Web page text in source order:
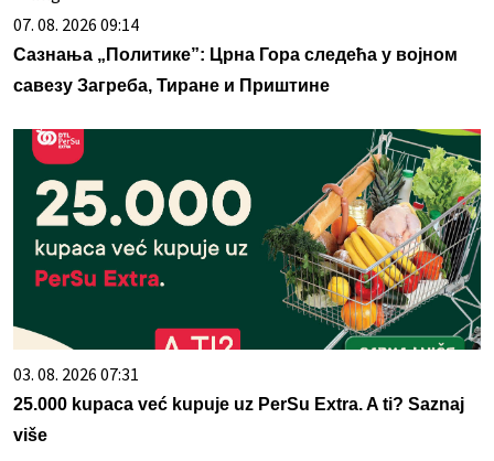
07. 08. 2026 09:14
Сазнања „Политике”: Црна Гора следећа у војном
савезу Загреба, Тиране и Приштине
03. 08. 2026 07:31
25.000 kupaca već kupuje uz PerSu Extra. A ti? Saznaj
više